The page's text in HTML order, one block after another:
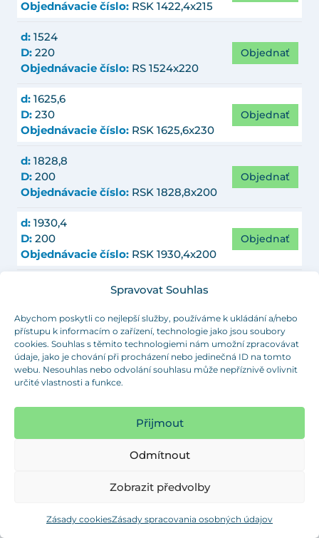
Spravovat Souhlas
Abychom poskytli co nejlepší služby, používáme k ukládání a/nebo
přístupu k informacím o zařízení, technologie jako jsou soubory
cookies. Souhlas s těmito technologiemi nám umožní zpracovávat
údaje, jako je chování při procházení nebo jedinečná ID na tomto
webu. Nesouhlas nebo odvolání souhlasu může nepříznivě ovlivnit
určité vlastnosti a funkce.
Přijmout
Odmítnout
Zobrazit předvolby
Zásady cookiesZásady spracovania osobných údajov
Objednávacie číslo: RSK 1422,4x215
d: 1524
D: 220
Objednávacie číslo: RS 1524x220
Objednať
d: 1625,6
D: 230
Objednávacie číslo: RSK 1625,6x230
Objednať
d: 1828,8
D: 200
Objednávacie číslo: RSK 1828,8x200
Objednať
d: 1930,4
D: 200
Objednávacie číslo: RSK 1930,4x200
Objednať
Objednávacie číslo: RSK 1981,2x200
d: 2032
D: 200
Objednávacie číslo:
Objednať
d: 2133,6
Objednávacie číslo: RSK 2133,6x200